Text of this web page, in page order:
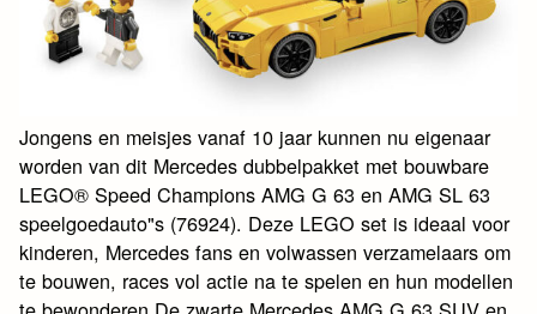
Jongens en meisjes vanaf 10 jaar kunnen nu eigenaar
worden van dit Mercedes dubbelpakket met bouwbare
LEGO® Speed Champions AMG G 63 en AMG SL 63
speelgoedauto"s (76924). Deze LEGO set is ideaal voor
kinderen, Mercedes fans en volwassen verzamelaars om
te bouwen, races vol actie na te spelen en hun modellen